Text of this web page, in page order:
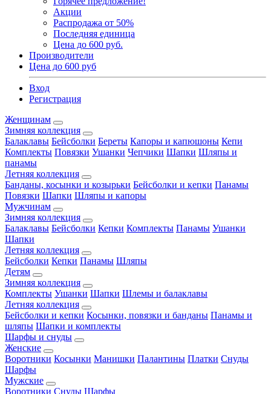
Акции
Распродажа от 50%
Последняя единица
Цена до 600 руб.
Производители
Цена до 600 руб
Вход
Регистрация
Женщинам
Зимняя коллекция
Балаклавы Бейсболки Береты Капоры и капюшоны Кепи
Комплекты Повязки Ушанки Чепчики Шапки Шляпы и
панамы
Летняя коллекция
Банданы, косынки и козырьки Бейсболки и кепки Панамы
Повязки Шапки Шляпы и капоры
Мужчинам
Зимняя коллекция
Балаклавы Бейсболки Кепки Комплекты Панамы Ушанки
Шапки
Летняя коллекция
Бейсболки Кепки Панамы Шляпы
Детям
Зимняя коллекция
Комплекты Ушанки Шапки Шлемы и балаклавы
Летняя коллекция
Бейсболки и кепки Косынки, повязки и банданы Панамы и
шляпы Шапки и комплекты
Шарфы и снуды
Женские
Воротники Косынки Манишки Палантины Платки Снуды
Шарфы
Мужские
Воротники Снуды Шарфы